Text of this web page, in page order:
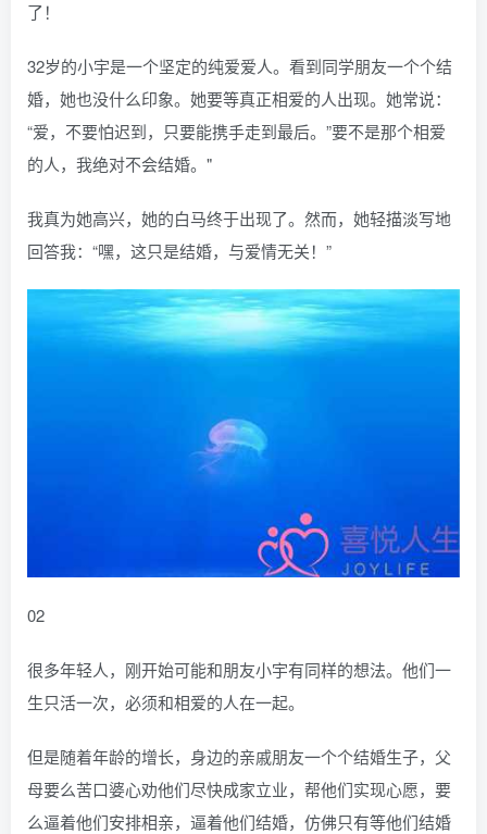
了！
32岁的小宇是一个坚定的纯爱爱人。看到同学朋友一个个结
婚，她也没什么印象。她要等真正相爱的人出现。她常说：
“爱，不要怕迟到，只要能携手走到最后。”要不是那个相爱
的人，我绝对不会结婚。"
我真为她高兴，她的白马终于出现了。然而，她轻描淡写地
回答我：“嘿，这只是结婚，与爱情无关！”
02
很多年轻人，刚开始可能和朋友小宇有同样的想法。他们一
生只活一次，必须和相爱的人在一起。
但是随着年龄的增长，身边的亲戚朋友一个个结婚生子，父
母要么苦口婆心劝他们尽快成家立业，帮他们实现心愿，要
么逼着他们安排相亲，逼着他们结婚，仿佛只有等他们结婚